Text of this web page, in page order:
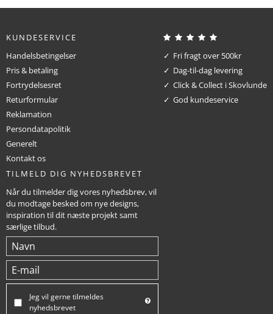
KUNDESERVICE
Handelsbetingelser
Pris & betaling
Fortrydelsesret
Returformular
Reklamation
Persondatapolitik
Generelt
Kontakt os
Fri fragt over 500kr
Dag-til-dag levering
Click & Collect i Skovlunde
God kundeservice
TILMELD DIG NYHEDSBREVET
Når du tilmelder dig vores nyhedsbrev, vil
du modtage besked om nye designs,
inspiration til dit næste projekt samt
særlige tilbud.
Jeg vil gerne tilmeldes
nyhedsbrevet